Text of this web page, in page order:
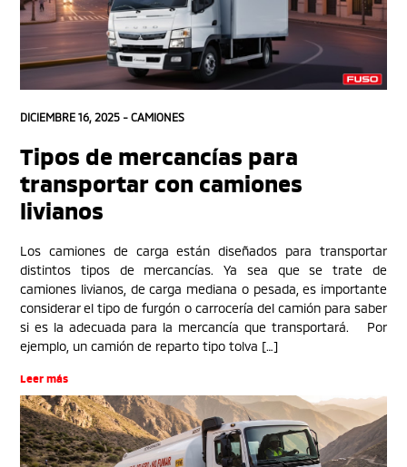
DICIEMBRE 16, 2025 - CAMIONES
Tipos de mercancías para
transportar con camiones
livianos
Los camiones de carga están diseñados para transportar
distintos tipos de mercancías. Ya sea que se trate de
camiones livianos, de carga mediana o pesada, es importante
considerar el tipo de furgón o carrocería del camión para saber
si es la adecuada para la mercancía que transportará. Por
ejemplo, un camión de reparto tipo tolva […]
Leer más